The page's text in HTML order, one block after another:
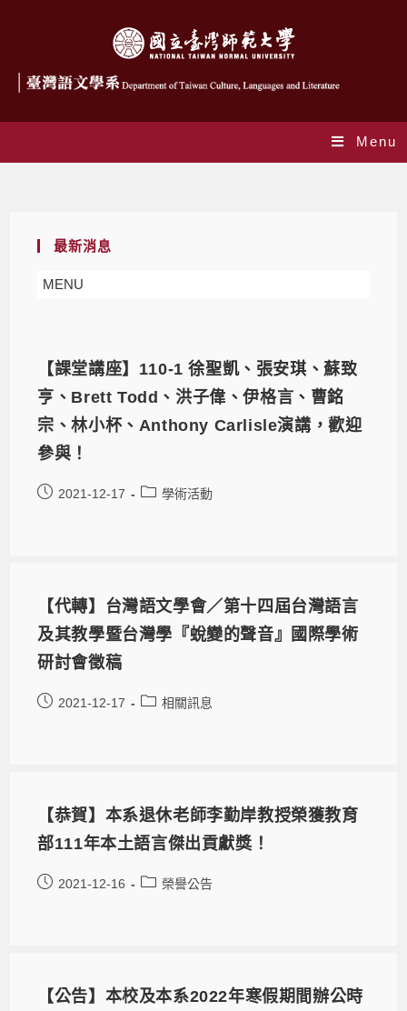
Menu
最新消息
MENU
【課堂講座】110-1 徐聖凱、張安琪、蘇致
亨、Brett Todd、洪子偉、伊格言、曹銘
宗、林小杯、Anthony Carlisle演講，歡迎
參與！
2021-12-17 學術活動
【代轉】台灣語文學會／第十四屆台灣語言
及其教學暨台灣學『蛻變的聲音』國際學術
研討會徵稿
2021-12-17 相關訊息
【恭賀】本系退休老師李勤岸教授榮獲教育
部111年本土語言傑出貢獻獎！
2021-12-16 榮譽公告
【公告】本校及本系2022年寒假期間辦公時